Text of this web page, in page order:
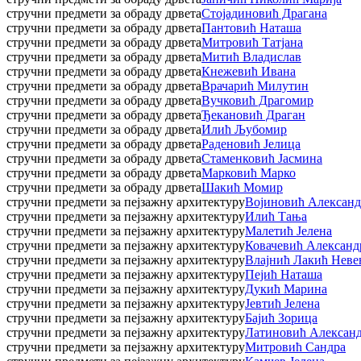
стручни предмети за обраду дрветаСтојадиновић Драгана
стручни предмети за обраду дрветаПантовић Наташа
стручни предмети за обраду дрветаМитровић Татјана
стручни предмети за обраду дрветаМитић Владислав
стручни предмети за обраду дрветаКнежевић Ивана
стручни предмети за обраду дрветаВрачарић Милутин
стручни предмети за обраду дрветаВучковић Драгомир
стручни предмети за обраду дрветаЂекановић Драган
стручни предмети за обраду дрветаИлић Љубомир
стручни предмети за обраду дрветаРаденовић Јелица
стручни предмети за обраду дрветаСтаменковић Јасмина
стручни предмети за обраду дрветаМарковић Марко
стручни предмети за обраду дрветаШакић Момир
стручни предмети за пејзажну архитектуруВојиновић
стручни предмети за пејзажну архитектуруИлић Тања
стручни предмети за пејзажну архитектуруМалетић Јелена
стручни предмети за пејзажну архитектуруКовачевић
стручни предмети за пејзажну архитектуруВлајнић Лакић
стручни предмети за пејзажну архитектуруПејић Наташа
стручни предмети за пејзажну архитектуруДукић Марина
стручни предмети за пејзажну архитектуруЈевтић Јелена
стручни предмети за пејзажну архитектуруБајић Зорица
стручни предмети за пејзажну архитектуруЛатиновић
стручни предмети за пејзажну архитектуруМитровић Сандра